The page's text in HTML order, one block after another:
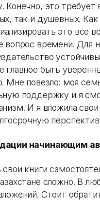
Конечно, это требует
так и душевных.
это все
вопрос времени. Для
главное быть
Мне повезло: моя
поддержку и я
И я вложила
начинающим
книги
сложно. В
Стоит